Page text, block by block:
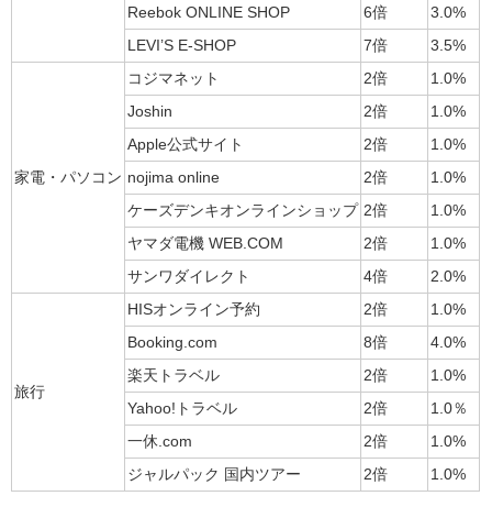
Reebok ONLINE SHOP
6倍
3.0%
LEVI’S E-SHOP
7倍 3.5%
家電・パソコン
コジマネット 2倍
1.0%
Joshin
2倍
1.0%
Apple公式サイト
2倍
1.0%
nojima online
2倍
1.0%
ケーズデンキオンラインショップ 2倍
1.0%
ヤマダ電機 WEB.COM
2倍
1.0%
サンワダイレクト
4倍 2.0%
旅行
HISオンライン予約 2倍
1.0%
Booking.com
8倍
4.0%
楽天トラベル
2倍
1.0%
Yahoo!トラベル
2倍
1.0％
一休.com
2倍
1.0%
ジャルパック 国内ツアー
2倍 1.0%